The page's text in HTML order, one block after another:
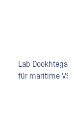
Lab
für maritime